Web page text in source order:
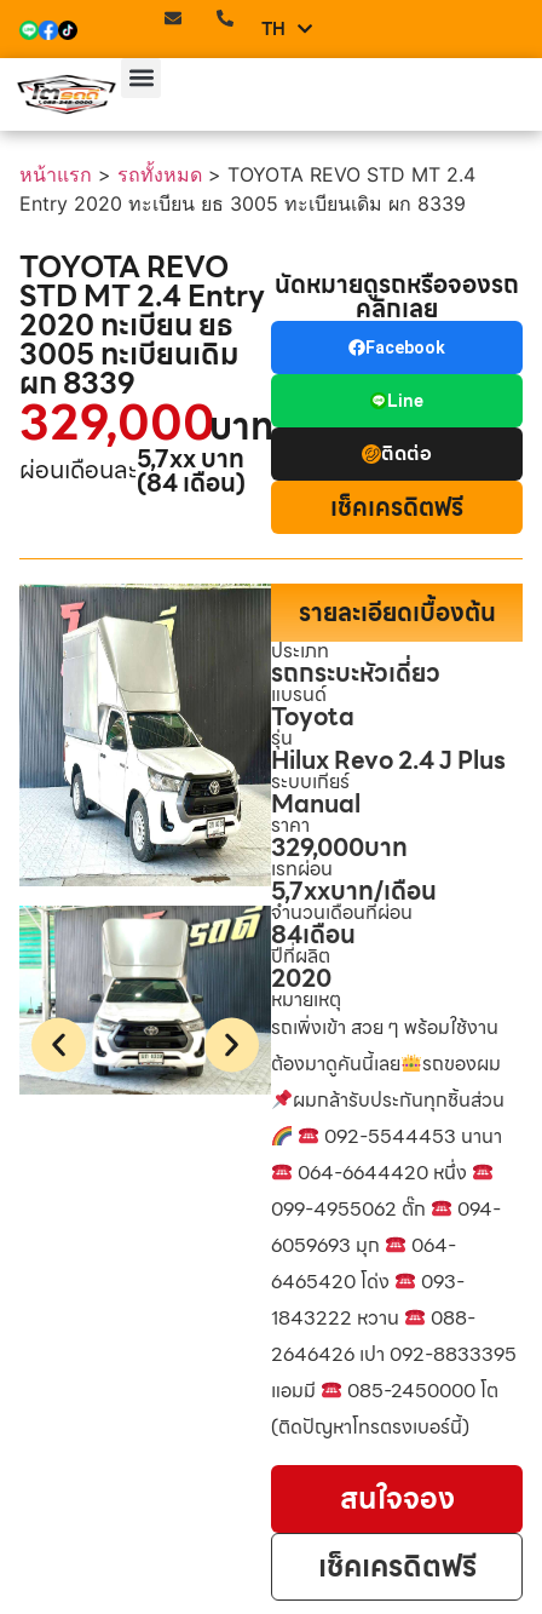
TH
EN
หน้าแรก > รถทั้งหมด > TOYOTA REVO STD MT 2.4
Entry 2020 ทะเบียน ยธ 3005 ทะเบียนเดิม ผก 8339
TOYOTA REVO
STD MT 2.4 Entry
2020 ทะเบียน ยธ
3005 ทะเบียนเดิม
ผก 8339
329,000บาท
ผ่อนเดือนละ5,7xx บาท
(84 เดือน)
นัดหมายดูรถหรือจองรถ
คลิกเลย
Facebook
Line
ติดต่อ
เช็คเครดิตฟรี
รายละเอียดเบื้องต้น
ประเภท
รถกระบะหัวเดี่ยว
แบรนด์
Toyota
รุ่น
Hilux Revo 2.4 J Plus
ระบบเกียร์
Manual
ราคา
329,000บาท
เรทผ่อน
5,7xxบาท/เดือน
จำนวนเดือนที่ผ่อน
84เดือน
ปีที่ผลิต
2020
หมายเหตุ
รถเพิ่งเข้า สวย ๆ พร้อมใช้งาน
ต้องมาดูคันนี้เลย
รถของผม
ผมกล้ารับประกันทุกชิ้นส่วน
092-5544453 นานา
064-6644420 หนึ่ง
099-4955062 ตั๊ก
094-
6059693 มุก
064-
6465420 โด่ง
093-
1843222 หวาน
088-
2646426 เปา 092-8833395
แอมมี
085-2450000 โต
(ติดปัญหาโทรตรงเบอร์นี้)
สนใจจอง
เช็คเครดิตฟรี